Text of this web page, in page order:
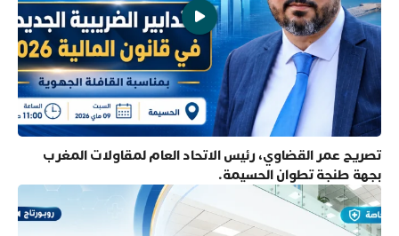
تصريح عمر القضاوي، رئيس الاتحاد العام لمقاولات المغرب
بجهة طنجة تطوان الحسيمة.